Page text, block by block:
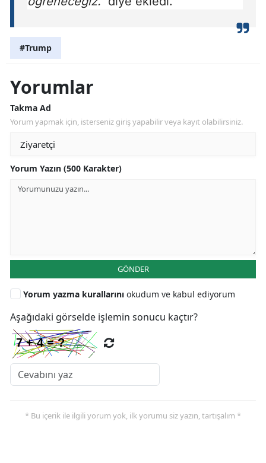
#Trump
Yorumlar
Takma Ad
Yorum yapmak için, isterseniz giriş yapabilir veya kayıt olabilirsiniz.
Yorum Yazın (500 Karakter)
GÖNDER
Yorum yazma kurallarını okudum ve kabul ediyorum
Aşağıdaki görselde işlemin sonucu kaçtır?
* Bu içerik ile ilgili yorum yok, ilk yorumu siz yazın, tartışalım *